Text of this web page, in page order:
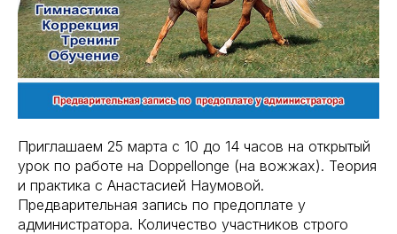
Приглашаем 25 марта с 10 до 14 часов на открытый
урок по работе на Doppellonge (на вожжах). Теория
и практика с Анастасией Наумовой.
Предварительная запись по предоплате у
администратора. Количество участников строго